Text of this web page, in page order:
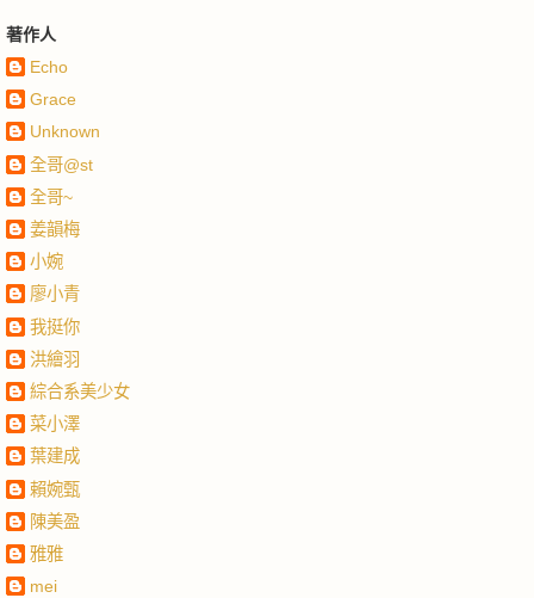
著作人
Echo
Grace
Unknown
全哥@st
全哥~
姜韻梅
小婉
廖小青
我挺你
洪繪羽
綜合系美少女
菜小澤
葉建成
賴婉甄
陳美盈
雅雅
mei